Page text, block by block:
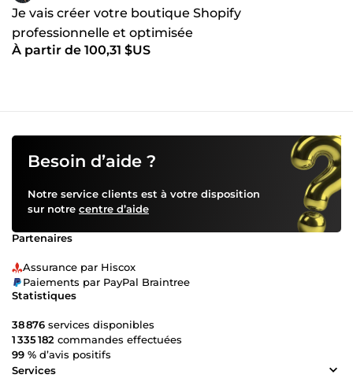
Je vais créer votre boutique Shopify
professionnelle et optimisée
À partir de 100,31 $US
Besoin d’aide ?
Notre service clients est à votre disposition
sur notre centre d’aide
Partenaires
Assurance par Hiscox
Paiements par PayPal Braintree
Statistiques
38 876 services disponibles
1 335 182 commandes effectuées
99 % d’avis positifs
Services